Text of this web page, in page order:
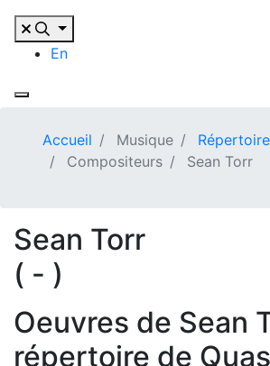
En
Accueil Musique
Répertoire
Compositeurs
Sean Torr
Sean Torr
( - )
Oeuvres de Sean
répertoire de